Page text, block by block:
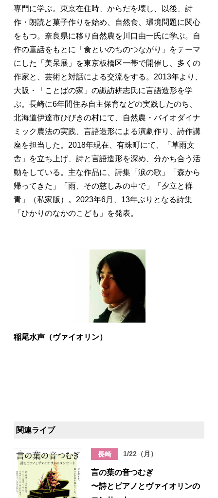
専門に学ぶ。東京在住時、からだを壊し、以後、詩
作・朗読と菓子作りを始め、自然食、環境問題に関心
をもつ。奈良県に移り自然農を川口由一氏に学ぶ。自
作の童話をもとに「食といのちのつながり」をテーマ
にした「美呆展」を東京板橋区一帯で開催し、多くの
作家と、芸術と対話による交流をする。2013年より、
大阪・「ことばの家」の諏訪耕志氏に言語造形を学
ぶ。長崎に6年間住み自主保育などの実践したのち、
北海道伊達市ひびきの村にて、自然農・バイオダイナ
ミック農法の実践、言語造形による演劇作り、詩作講
座を担当した。2018年現在、有珠町にて、「草雨文
舎」を立ち上げ、詩と言語造形を深め、分かち合う活
動をしている。主な作品に、詩集「涙の歌」「森から
帰ってきた」「雨、その慈しみの中で」「夕立と群
青」（私家版）。2023年6月、13年ぶりとなる詩集
「ひかりのなかのこども」を発表。
稲尾水声（ヴァイオリン）
関連ライブ
長崎 1/22（月）
言の葉の音つむぎ
〜詩とピアノとヴァイオリンの